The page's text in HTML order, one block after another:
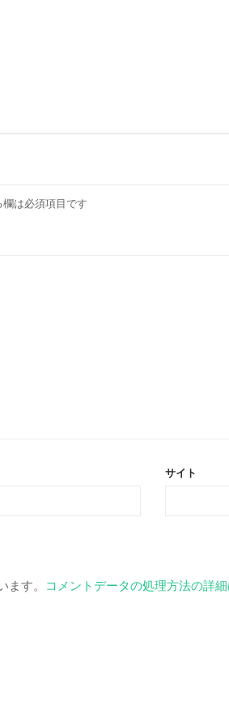
欄は必須項目です
サイト
ます。 コメントデータの処理方法の詳